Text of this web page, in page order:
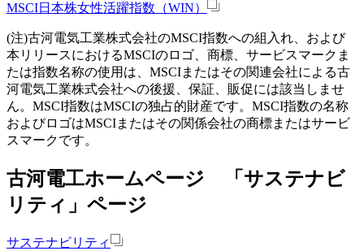
MSCI日本株女性活躍指数（WIN）
(注)古河電気工業株式会社のMSCI指数への組入れ、および
本リリースにおけるMSCIのロゴ、商標、サービスマークま
たは指数名称の使用は、MSCIまたはその関連会社による古
河電気工業株式会社への後援、保証、販促には該当しませ
ん。MSCI指数はMSCIの独占的財産です。MSCI指数の名称
およびロゴはMSCIまたはその関係会社の商標またはサービ
スマークです。
古河電工ホームページ 「サステナビ
リティ」ページ
サステナビリティ